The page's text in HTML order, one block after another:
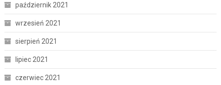
październik 2021
wrzesień 2021
sierpień 2021
lipiec 2021
czerwiec 2021